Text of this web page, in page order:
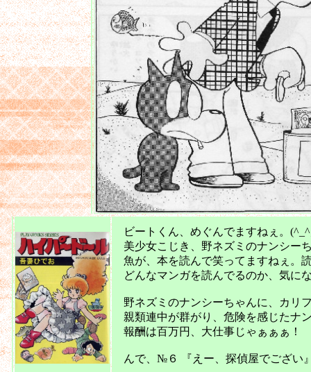
ビートくん、めぐんでますねぇ。
美少女こじき、野ネズミのナンシー
魚が、本を読んで笑ってますねぇ。
どんなマンガを読んでるのか、気に
野ネズミのナンシーちゃんに、カリ
親類連中が群がり、危険を感じたナ
報酬は百万円、大仕事じゃぁぁぁ！
んで、№６ 『えー、探偵屋でござい